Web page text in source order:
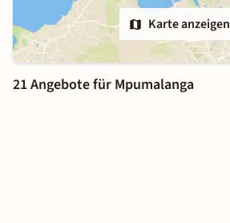
Karte anzeigen
21 Angebote für Mpumalanga